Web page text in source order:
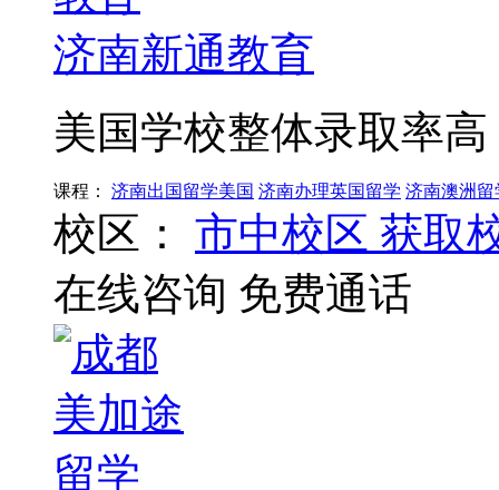
济南新通教育
美国学校整体录取率
课程： 济南出国留学美国 济南办理英国留学 济南澳洲留
校区： 市中校区 获取
在线咨询 免费通话